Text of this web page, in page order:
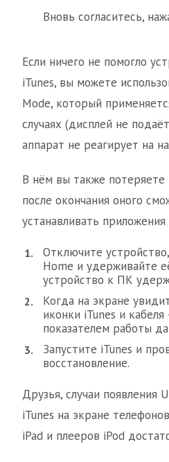
Вновь согласитесь,
Если ничего не помогло
iTunes, вы можете
Mode, который
случаях (дисплей не
аппарат не реагирует на
В нём вы также потеряете
после окончания оного
устанавливать приложения
Отключите
Home и удерживайте
устройство к ПК
Когда на экране
иконки iTunes и
показателем работы
Запустите iTunes и
восстановление.
Друзья, случаи появления
iTunes на экране
iPad и плееров iPod